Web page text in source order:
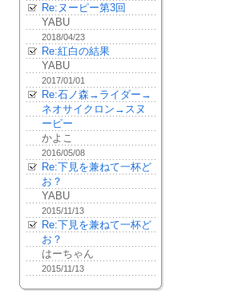
Re:ヌーピー第3回
YABU
2018/04/23
Re:紅白の結果
YABU
2017/01/01
Re:石ノ森→ライダー→
ネオサイクロン→スヌ
ーピー
かよこ
2016/05/08
Re:下見を兼ねて一杯ど
お？
YABU
2015/11/13
Re:下見を兼ねて一杯ど
お？
はーちゃん
2015/11/13